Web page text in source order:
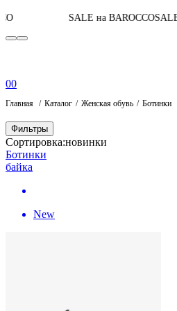
SALE на BAROCCOSALE на
00
Главная Каталог Женская обувь Ботинки
Фильтры
Сортировка:новинки
Ботинки
байка
New